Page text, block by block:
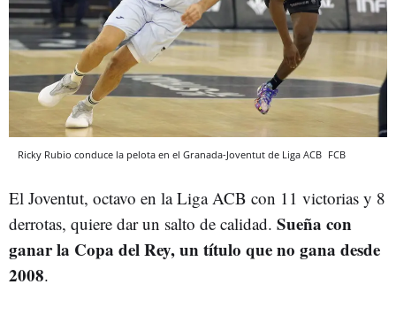
Ricky Rubio conduce la pelota en el Granada-Joventut de Liga ACB FCB
El Joventut, octavo en la Liga ACB con 11 victorias y 8
derrotas, quiere dar un salto de calidad. Sueña con
ganar la Copa del Rey, un título que no gana desde
2008.